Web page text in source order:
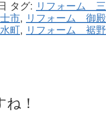
タグ: リフォーム
市, リフォーム 御
町, リフォーム 裾
！